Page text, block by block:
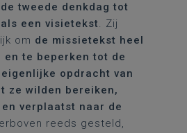
tweede denkdag tot
een visietekst. Zij
om de missietekst heel
en te beperken tot de
opdracht van
ze wilden bereiken,
verplaatst naar de
reeds gesteld,